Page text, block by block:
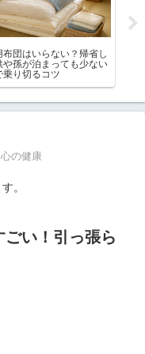
布団はいらない？帰省し
や孫が泊まっても少ない
乗り切るコツ
心の健康
。
ごい！引っ張ら